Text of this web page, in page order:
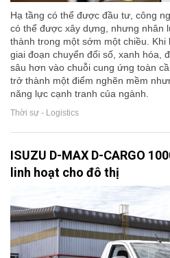
Hạ tầng có thể được đầu tư, công
có thể được xây dựng, nhưng nhân
thành trong một sớm một chiều.
giai đoạn chuyển đổi số, xanh hóa,
sâu hơn vào chuỗi cung ứng toàn
trở thành một điểm nghẽn mềm
năng lực cạnh tranh của ngành.
Thời sự - Logistics
ISUZU D-MAX D-CARGO
linh hoạt cho đô thị